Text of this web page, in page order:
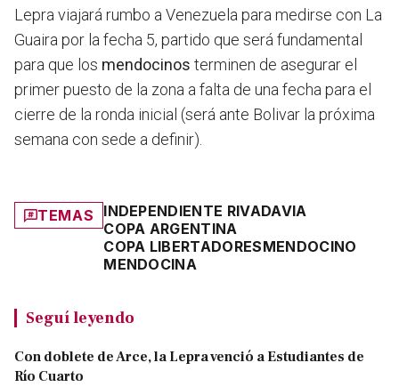
Lepra viajará rumbo a Venezuela para medirse con La
Guaira por la fecha 5, partido que será fundamental
para que los mendocinos terminen de asegurar el
primer puesto de la zona a falta de una fecha para el
cierre de la ronda inicial (será ante Bolivar la próxima
semana con sede a definir).
TEMAS
INDEPENDIENTE RIVADAVIA
COPA ARGENTINA
COPA LIBERTADORESMENDOCINO
MENDOCINA
Seguí leyendo
Con doblete de Arce, la Lepra venció a Estudiantes de
Río Cuarto